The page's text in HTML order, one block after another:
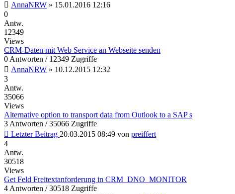
AnnaNRW » 15.01.2016 12:16
0
Antw.
12349
Views
CRM-Daten mit Web Service an Webseite senden
0 Antworten / 12349 Zugriffe
AnnaNRW » 10.12.2015 12:32
3
Antw.
35066
Views
Alternative option to transport data from Outlook to a SAP s
3 Antworten / 35066 Zugriffe
Letzter Beitrag 20.03.2015 08:49 von preiffert
4
Antw.
30518
Views
Get Feld Freitextanforderung in CRM_DNO_MONITOR
4 Antworten / 30518 Zugriffe